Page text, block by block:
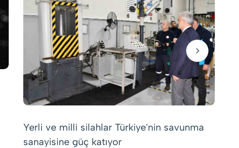
Yerli ve milli silahlar Türkiye'nin savunma
sanayisine güç katıyor